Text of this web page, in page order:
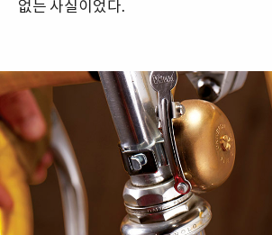
없는 사실이었다.